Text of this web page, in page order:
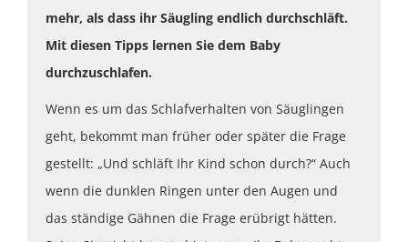
mehr, als dass ihr Säugling endlich durchschläft.
Mit diesen Tipps lernen Sie dem Baby
durchzuschlafen.
Wenn es um das Schlafverhalten von Säuglingen
geht, bekommt man früher oder später die Frage
gestellt: „Und schläft Ihr Kind schon durch?“ Auch
wenn die dunklen Ringen unter den Augen und
das ständige Gähnen die Frage erübrigt hätten.